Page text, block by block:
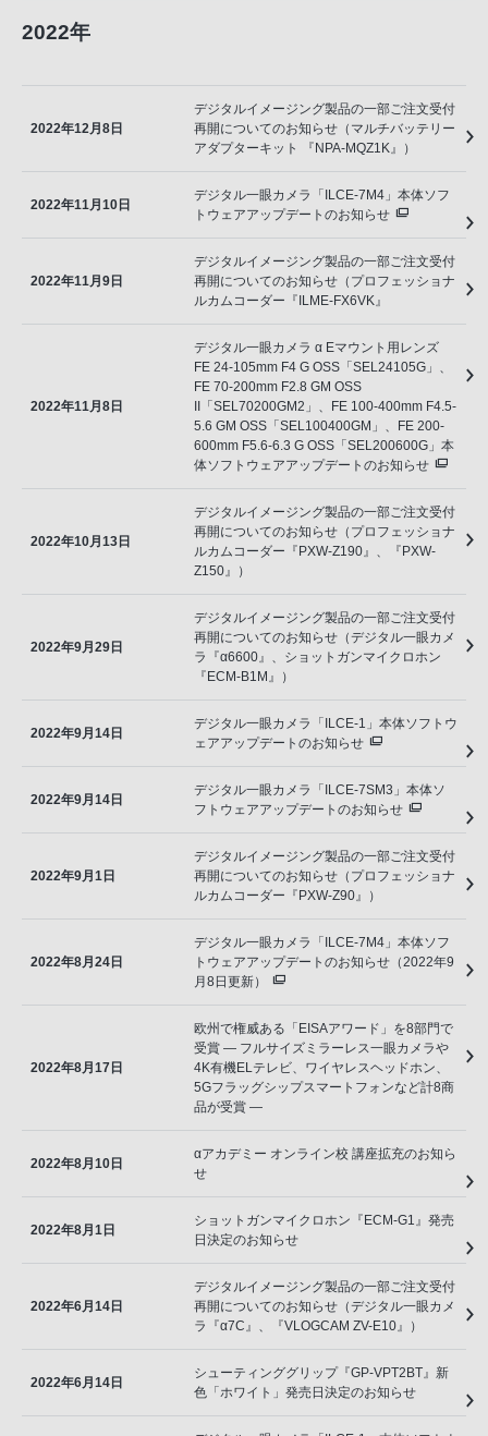
2022年
2022年12月8日
デジタルイメージング製品の一部ご注文受付
再開についてのお知らせ（マルチバッテリー
アダプターキット 『NPA-MQZ1K』）
2022年11月10日
デジタル一眼カメラ「ILCE-7M4」本体ソフ
トウェアアップデートのお知らせ
2022年11月9日
デジタルイメージング製品の一部ご注文受付
再開についてのお知らせ（プロフェッショナ
ルカムコーダー『ILME-FX6VK』
2022年11月8日
デジタル一眼カメラ α Eマウント用レンズ
FE 24-105mm F4 G OSS「SEL24105G」、
FE 70-200mm F2.8 GM OSS
II「SEL70200GM2」、FE 100-400mm F4.5-
5.6 GM OSS「SEL100400GM」、FE 200-
600mm F5.6-6.3 G OSS「SEL200600G」本
体ソフトウェアアップデートのお知らせ
2022年10月13日
デジタルイメージング製品の一部ご注文受付
再開についてのお知らせ（プロフェッショナ
ルカムコーダー『PXW-Z190』、『PXW-
Z150』）
2022年9月29日
デジタルイメージング製品の一部ご注文受付
再開についてのお知らせ（デジタル一眼カメ
ラ『α6600』、ショットガンマイクロホン
『ECM-B1M』）
2022年9月14日
デジタル一眼カメラ「ILCE-1」本体ソフトウ
ェアアップデートのお知らせ
2022年9月14日
デジタル一眼カメラ「ILCE-7SM3」本体ソ
フトウェアアップデートのお知らせ
2022年9月1日
デジタルイメージング製品の一部ご注文受付
再開についてのお知らせ（プロフェッショナ
ルカムコーダー『PXW-Z90』）
2022年8月24日
デジタル一眼カメラ「ILCE-7M4」本体ソフ
トウェアアップデートのお知らせ（2022年9
月8日更新）
2022年8月17日
欧州で権威ある「EISAアワード」を8部門で
受賞 ― フルサイズミラーレス一眼カメラや
4K有機ELテレビ、ワイヤレスヘッドホン、
5Gフラッグシップスマートフォンなど計8商
品が受賞 ―
2022年8月10日
αアカデミー オンライン校 講座拡充のお知ら
せ
2022年8月1日
ショットガンマイクロホン『ECM-G1』発売
日決定のお知らせ
2022年6月14日
デジタルイメージング製品の一部ご注文受付
再開についてのお知らせ（デジタル一眼カメ
ラ『α7C』、『VLOGCAM ZV-E10』）
2022年6月14日
シューティンググリップ『GP-VPT2BT』新
色「ホワイト」発売日決定のお知らせ